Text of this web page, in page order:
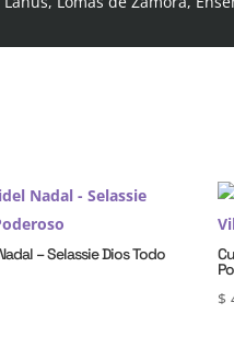
– Selassie Dios Todo
$